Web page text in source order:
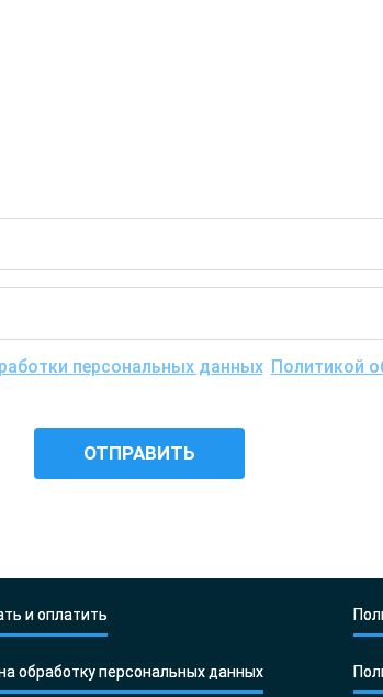
персональных данных, Политикой
цели обработки моих персональных
и оплатить
обработку персональных данных